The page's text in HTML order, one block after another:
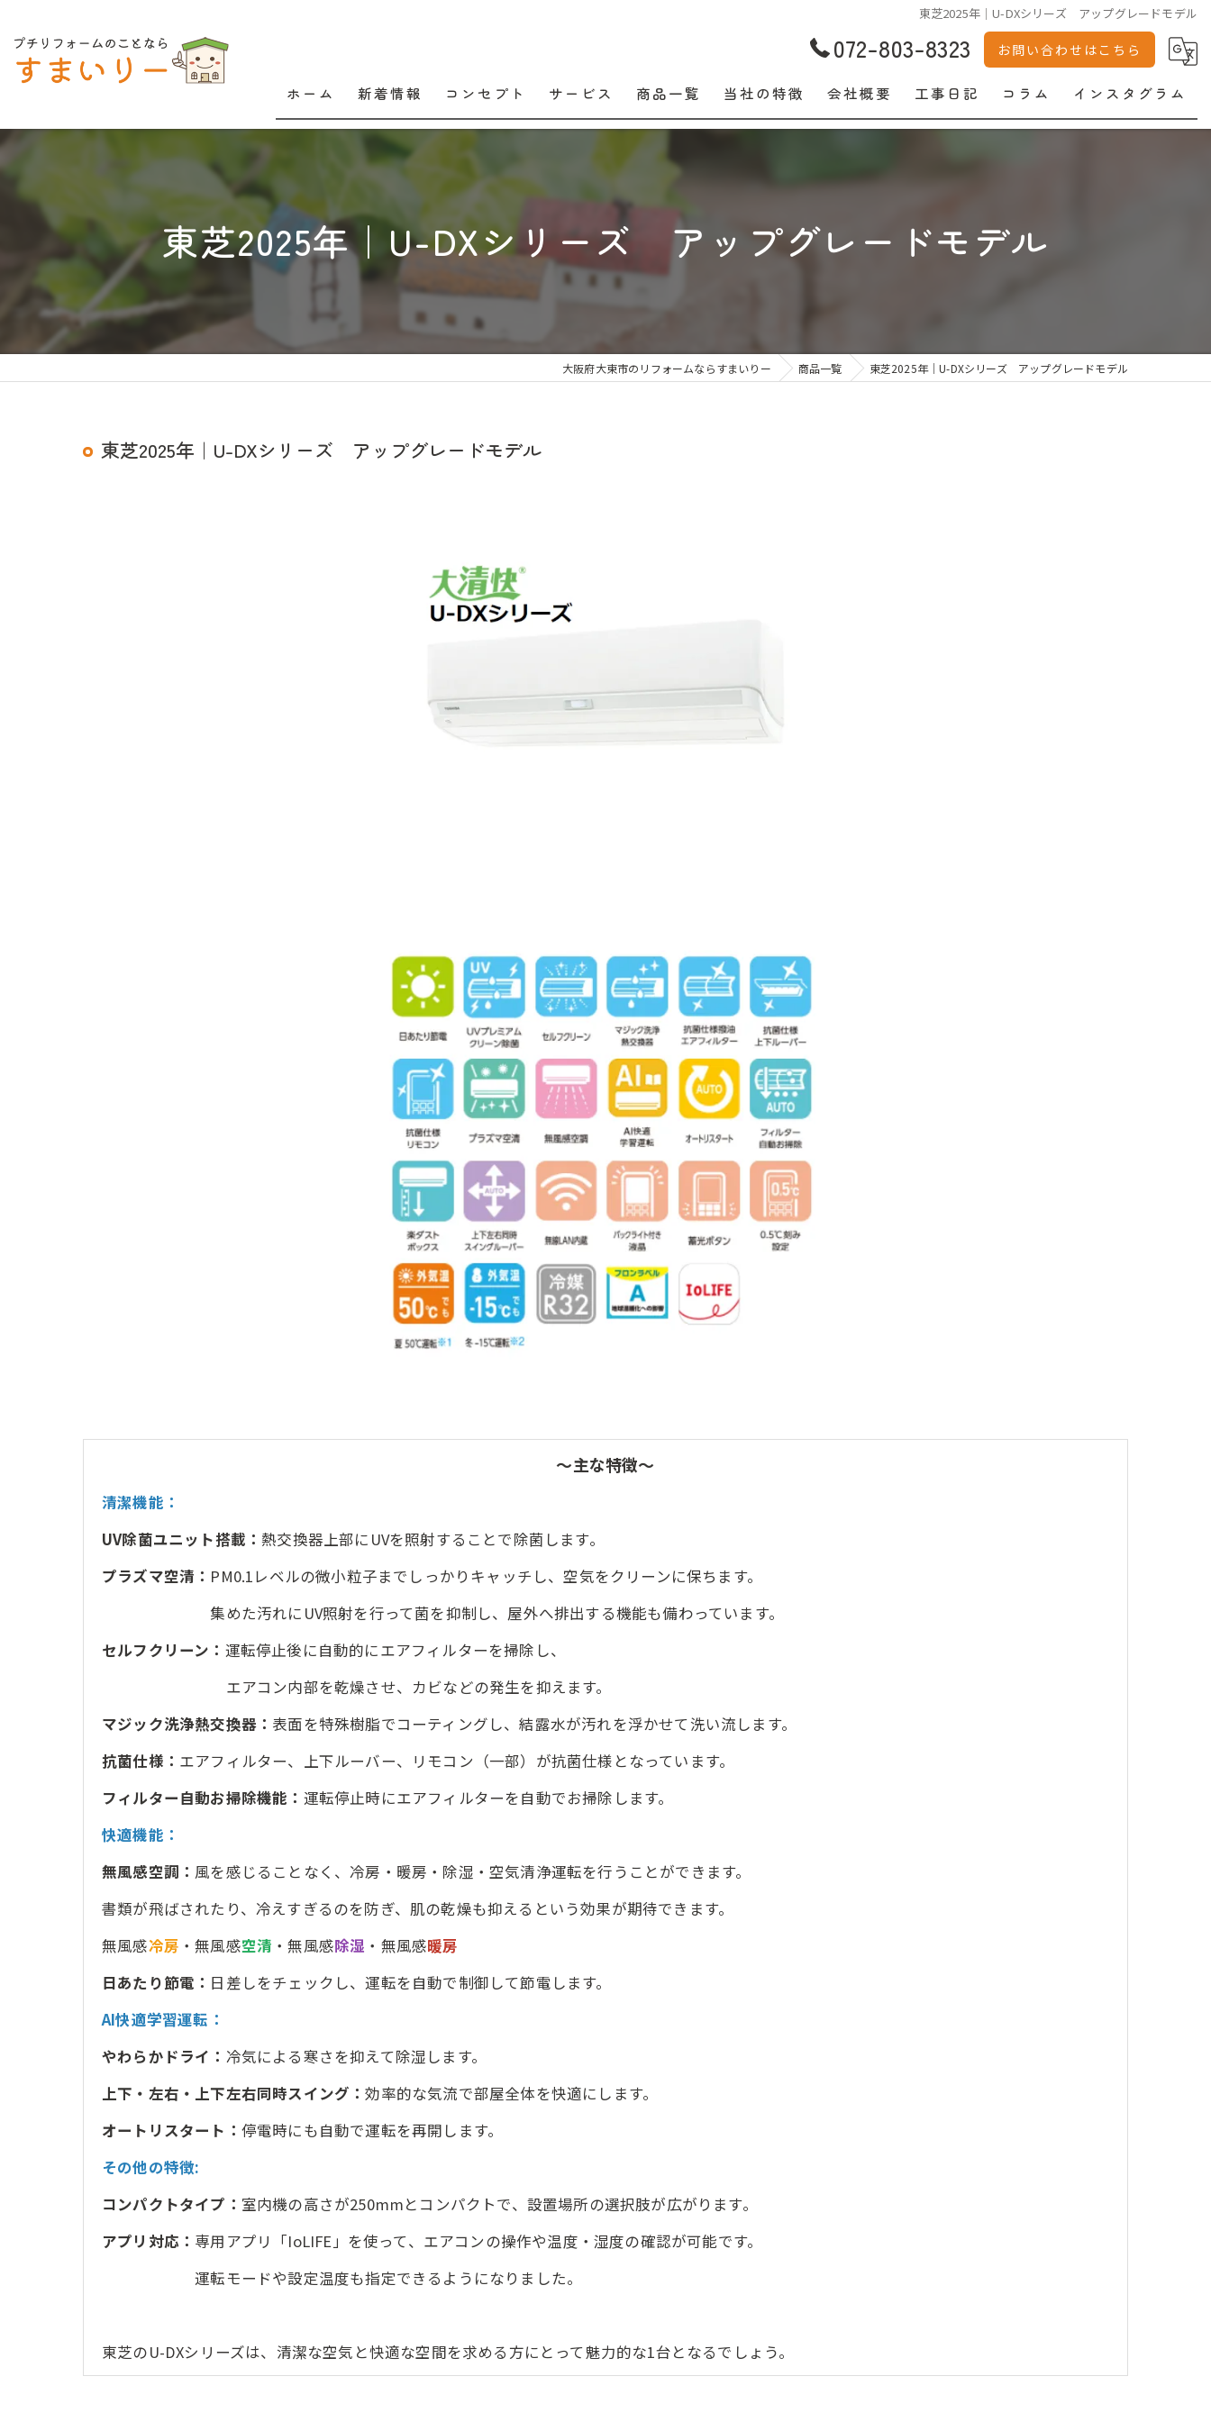
東芝2025年｜U-DXシリーズ アップグレードモデル
072-803-8323 お問い合わせはこちら
ホーム 新着情報 コンセプト サービス
よくある質問
商品一覧 当社の特徴
工事
会社概要 工事日記 コラム インスタグラム
東芝2025年｜U-DXシリーズ アップグレードモデル
大阪府大東市のリフォームならすまいりー 商品一覧 東芝2025年｜U-DXシリーズ アップグレードモデル
東芝2025年｜U-DXシリーズ アップグレードモデル
～主な特徴～
清潔機能：
UV除菌ユニット搭載：熱交換器上部にUVを照射することで除菌します。
プラズマ空清： PM0.1レベルの微小粒子までしっかりキャッチし、空気をクリーンに保ちます。
集めた汚れにUV照射を行って菌を抑制し、屋外へ排出する機能も備わっています。
セルフクリーン： 運転停止後に自動的にエアフィルターを掃除し、
エアコン内部を乾燥させ、カビなどの発生を抑えます。
マジック洗浄熱交換器： 表面を特殊樹脂でコーティングし、結露水が汚れを浮かせて洗い流します。
抗菌仕様： エアフィルター、上下ルーバー、リモコン（一部）が抗菌仕様となっています。
フィルター自動お掃除機能： 運転停止時にエアフィルターを自動でお掃除します。
快適機能：
無風感空調： 風を感じることなく、冷房・暖房・除湿・空気清浄運転を行うことができます。
書類が飛ばされたり、冷えすぎるのを防ぎ、肌の乾燥も抑えるという効果が期待できます。
無風感冷房 ・無風感空清 ・無風感除湿 ・無風感暖房
日あたり節電： 日差しをチェックし、運転を自動で制御して節電します。
AI快適学習運転：
やわらかドライ： 冷気による寒さを抑えて除湿します。
上下・左右・上下左右同時スイング：効率的な気流で部屋全体を快適にします。
オートリスタート： 停電時にも自動で運転を再開します。
その他の特徴:
コンパクトタイプ： 室内機の高さが250mmとコンパクトで、設置場所の選択肢が広がります。
アプリ対応： 専用アプリ「IoLIFE」を使って、エアコンの操作や温度・湿度の確認が可能です。
運転モードや設定温度も指定できるようになりました。
東芝のU-DXシリーズは、清潔な空気と快適な空間を求める方にとって魅力的な1台となるでしょう。